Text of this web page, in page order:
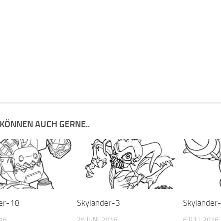
AUCH GERNE..
18 Skylander-3